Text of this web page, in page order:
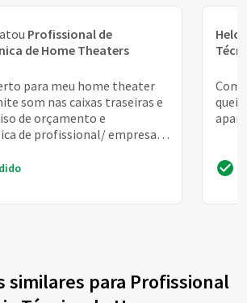
Profissional de
de Home Theaters
para meu home theater
som nas caixas traseiras e
de orçamento e
de profissional/ empresa
similares para Profissional